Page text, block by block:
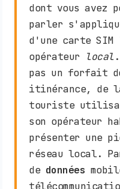
dont vous avez
parler
d'une carte SIM
opérateur local
pas un forfait
itinérance, de
touriste
son opérateur
présenter une
réseau local.
de données